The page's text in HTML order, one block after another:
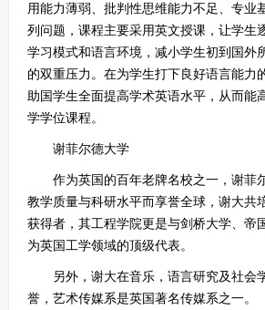
用能力薄弱、批判性思维能力不足、专业
列问题，课程主要采用英文授课，让学生
学习模式和语言环境，减小学生初到国外
的双重压力。在为学生打下良好语言能力
助国学生全面提高学术英语水平，从而能
学学位课程。
谢菲尔德大学
作为英国的百年老牌名校之一，谢菲
教学质量与科研水平而享誉全球，谢大共
获得者，其工程学院更是与剑桥大学、帝
为英国工学领域的顶级代表。
另外，谢大在音乐，语言研究及社会
誉，艺术传媒系是英国著名传媒系之一。